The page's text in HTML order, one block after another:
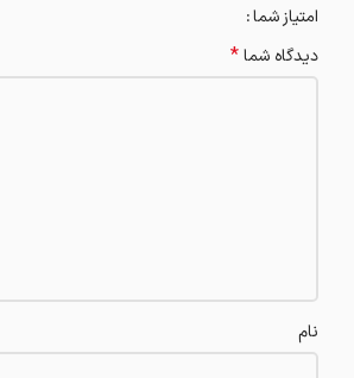
امتیاز شما
دیدگاه شما*
نام